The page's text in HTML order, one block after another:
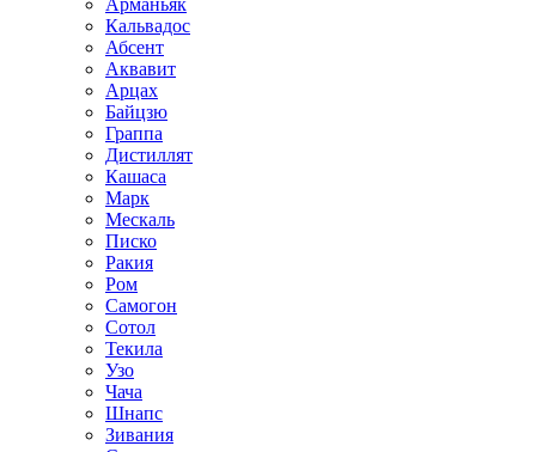
Арманьяк
Кальвадос
Абсент
Аквавит
Арцах
Байцзю
Граппа
Дистиллят
Кашаса
Марк
Мескаль
Писко
Ракия
Ром
Самогон
Сотол
Текила
Узо
Чача
Шнапс
Зивания